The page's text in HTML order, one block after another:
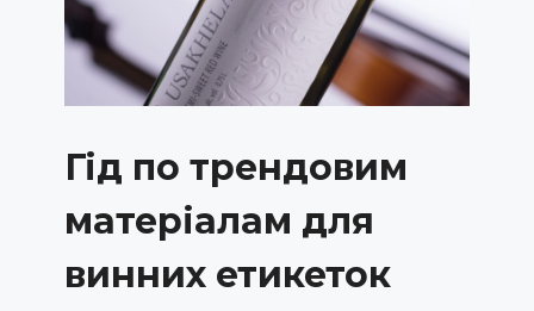
Гід по трендовим
матеріалам для
винних етикеток